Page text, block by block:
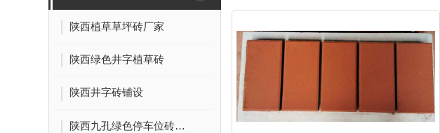
陕西植草草坪砖厂家
陕西绿色井字植草砖
陕西井字砖铺设
陕西九孔绿色停车位砖铺设